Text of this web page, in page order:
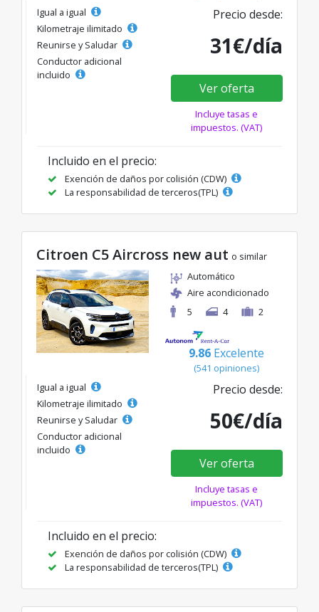
Igual a igual
Kilometraje ilimitado
Reunirse y Saludar
Conductor adicional
incluido
Precio desde:
31€/día
Ver oferta
Incluye tasas e
impuestos. (VAT)
Incluido en el precio:
Exención de daños por colisión (CDW)
La responsabilidad de terceros(TPL)
Citroen C5 Aircross new aut o similar
Automático
Aire acondicionado
5
4 2
9.86 Excelente
(541 opiniones)
Igual a igual
Kilometraje ilimitado
Reunirse y Saludar
Conductor adicional
incluido
Precio desde:
50€/día
Ver oferta
Incluye tasas e
impuestos. (VAT)
Incluido en el precio:
Exención de daños por colisión (CDW)
La responsabilidad de terceros(TPL)